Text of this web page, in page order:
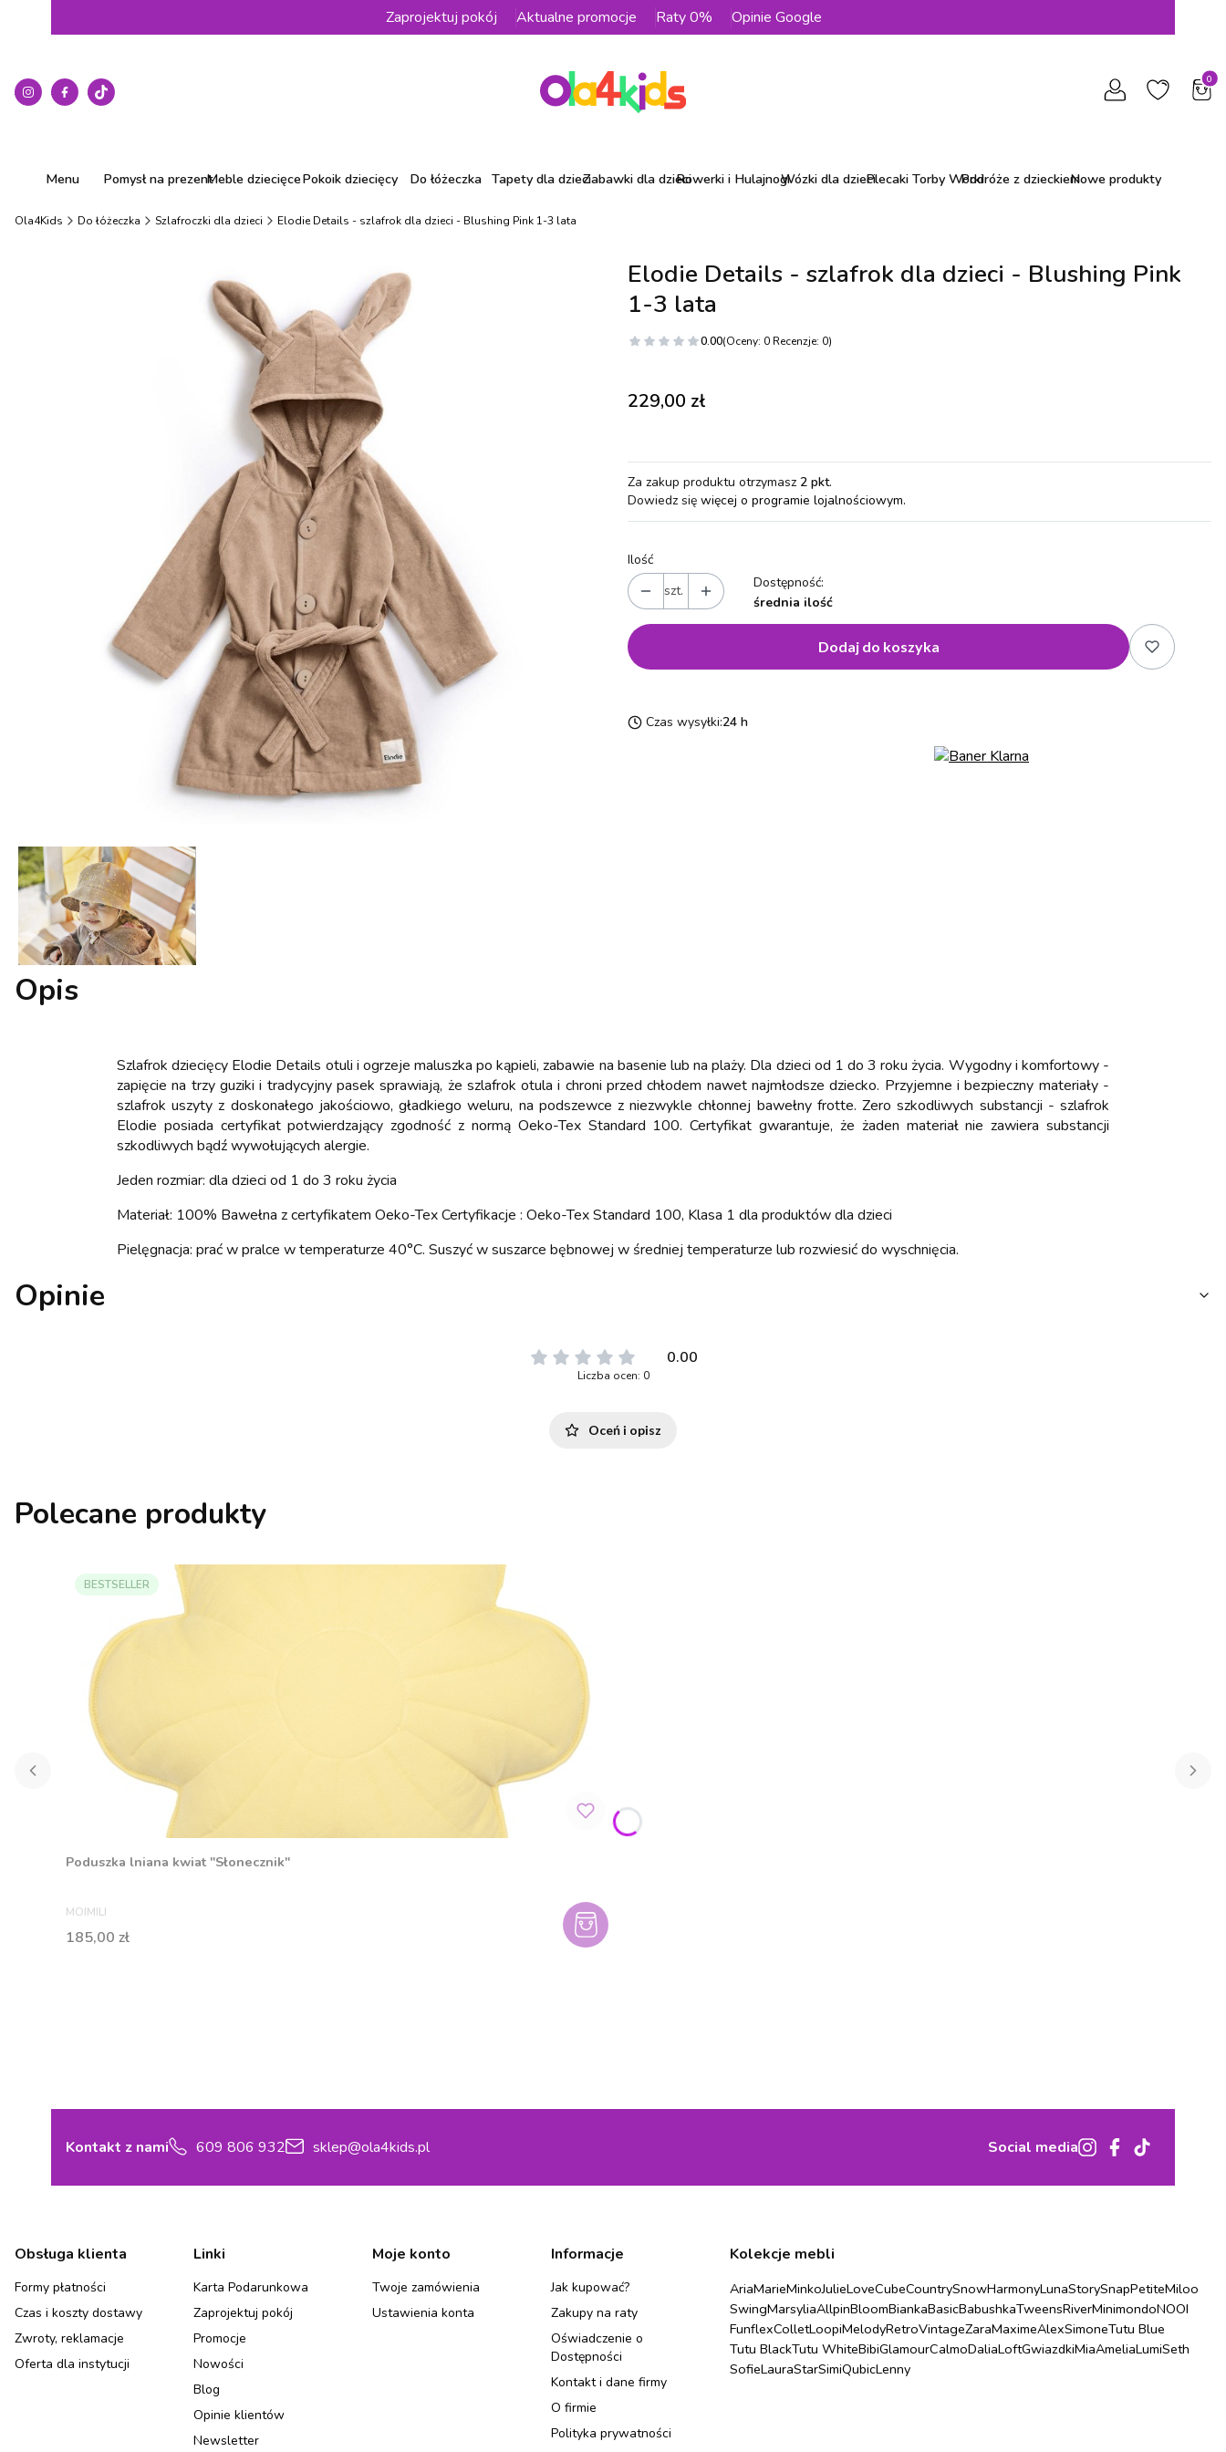
Zaprojektuj pokój Aktualne promocje Raty 0% Opinie Google
Menu Pomysł na prezentMeble dziecięcePokoik dziecięcy Do łóżeczka Tapety dla dzieciZabawki dla dzieciRowerki i HulajnogiWózki dla dzieciPlecaki Torby WorkiPodróże z dzieckiemNowe produkty
Ola4Kids Do łóżeczka Szlafroczki dla dzieci Elodie Details - szlafrok dla dzieci - Blushing Pink 1-3 lata
Elodie Details - szlafrok dla dzieci - Blushing Pink
1-3 lata
0.00(Oceny: 0 Recenzje: 0)
Cena
229,00 zł
Za zakup produktu otrzymasz 2 pkt.
Dowiedz się więcej o programie lojalnościowym.
Ilość
szt.
Dostępność:
średnia ilość
Dodaj do koszyka
Czas wysyłki:24 h
Opis
Szlafrok dziecięcy Elodie Details otuli i ogrzeje maluszka po kąpieli, zabawie na basenie lub na plaży. Dla dzieci od 1 do 3 roku życia. Wygodny i komfortowy -
zapięcie na trzy guziki i tradycyjny pasek sprawiają, że szlafrok otula i chroni przed chłodem nawet najmłodsze dziecko. Przyjemne i bezpieczny materiały -
szlafrok uszyty z doskonałego jakościowo, gładkiego weluru, na podszewce z niezwykle chłonnej bawełny frotte. Zero szkodliwych substancji - szlafrok
Elodie posiada certyfikat potwierdzający zgodność z normą Oeko-Tex Standard 100. Certyfikat gwarantuje, że żaden materiał nie zawiera substancji
szkodliwych bądź wywołujących alergie.
Jeden rozmiar: dla dzieci od 1 do 3 roku życia
Materiał: 100% Bawełna z certyfikatem Oeko-Tex Certyfikacje : Oeko-Tex Standard 100, Klasa 1 dla produktów dla dzieci
Pielęgnacja: prać w pralce w temperaturze 40°C. Suszyć w suszarce bębnowej w średniej temperaturze lub rozwiesić do wyschnięcia.
Opinie
0.00
Liczba ocen: 0
Oceń i opisz
Polecane produkty
BESTSELLER
Poduszka lniana kwiat "Słonecznik"
PRODUCENT
MOIMILI
Cena
185,00 zł
Kontakt z nami 609 806 932 sklep@ola4kids.pl Social media
Linki w stopce
Obsługa klienta
Formy płatności
Czas i koszty dostawy
Zwroty, reklamacje
Oferta dla instytucji
Linki
Karta Podarunkowa
Zaprojektuj pokój
Promocje
Nowości
Blog
Opinie klientów
Newsletter
Moje konto
Twoje zamówienia
Ustawienia konta
Informacje
Jak kupować?
Zakupy na raty
Oświadczenie o
Dostępności
Kontakt i dane firmy
O firmie
Polityka prywatności
Kolekcje mebli
AriaMarieMinkoJulieLoveCubeCountrySnowHarmonyLunaStorySnapPetiteMiloo
SwingMarsyliaAllpinBloomBiankaBasicBabushkaTweensRiverMinimondoNOOI
FunflexColletLoopiMelodyRetroVintageZaraMaximeAlexSimoneTutu Blue
Tutu BlackTutu WhiteBibiGlamourCalmoDaliaLoftGwiazdkiMiaAmeliaLumiSeth
SofieLauraStarSimiQubicLenny